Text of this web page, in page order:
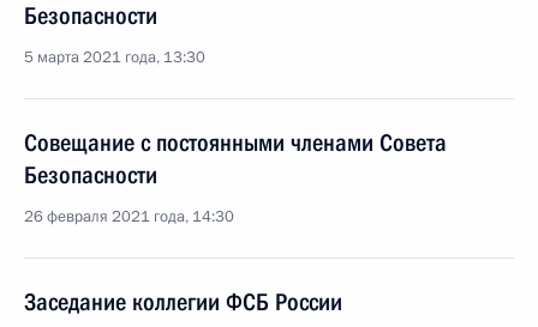
Безопасности
5 марта 2021 года, 13:30
Совещание с постоянными членами Совета
Безопасности
26 февраля 2021 года, 14:30
Заседание коллегии ФСБ России